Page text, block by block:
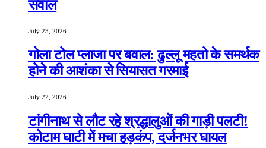
सवाल
July 23, 2026
गोला टोल प्लाजा पर बवाल: ढुल्लू महतो के समर्थक
होने की आशंका से सियासत गरमाई
July 22, 2026
टांगीनाथ से लौट रहे श्रद्धालुओं की गाड़ी पलटी!
कोटाम घाटी में मचा हड़कंप, दर्जनभर घायल